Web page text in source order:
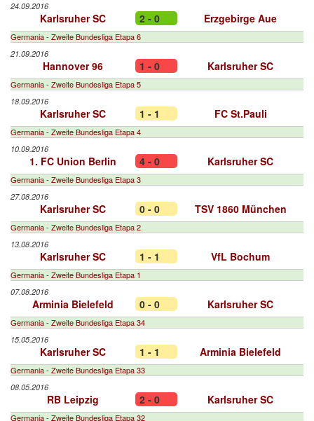
24.09.2016
Karlsruher SC 2 - 0 Erzgebirge Aue
Germania - Zweite Bundesliga Etapa 6
21.09.2016
Hannover 96 1 - 0 Karlsruher SC
Germania - Zweite Bundesliga Etapa 5
18.09.2016
Karlsruher SC 1 - 1 FC St.Pauli
Germania - Zweite Bundesliga Etapa 4
10.09.2016
1. FC Union Berlin 4 - 0 Karlsruher SC
Germania - Zweite Bundesliga Etapa 3
27.08.2016
Karlsruher SC 0 - 0 TSV 1860 München
Germania - Zweite Bundesliga Etapa 2
13.08.2016
Karlsruher SC 1 - 1 VfL Bochum
Germania - Zweite Bundesliga Etapa 1
07.08.2016
Arminia Bielefeld 0 - 0 Karlsruher SC
Germania - Zweite Bundesliga Etapa 34
15.05.2016
Karlsruher SC 1 - 1 Arminia Bielefeld
Germania - Zweite Bundesliga Etapa 33
08.05.2016
RB Leipzig 2 - 0 Karlsruher SC
Germania - Zweite Bundesliga Etapa 32